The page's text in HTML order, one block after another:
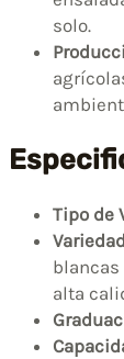
solo.
Tipo de
alta